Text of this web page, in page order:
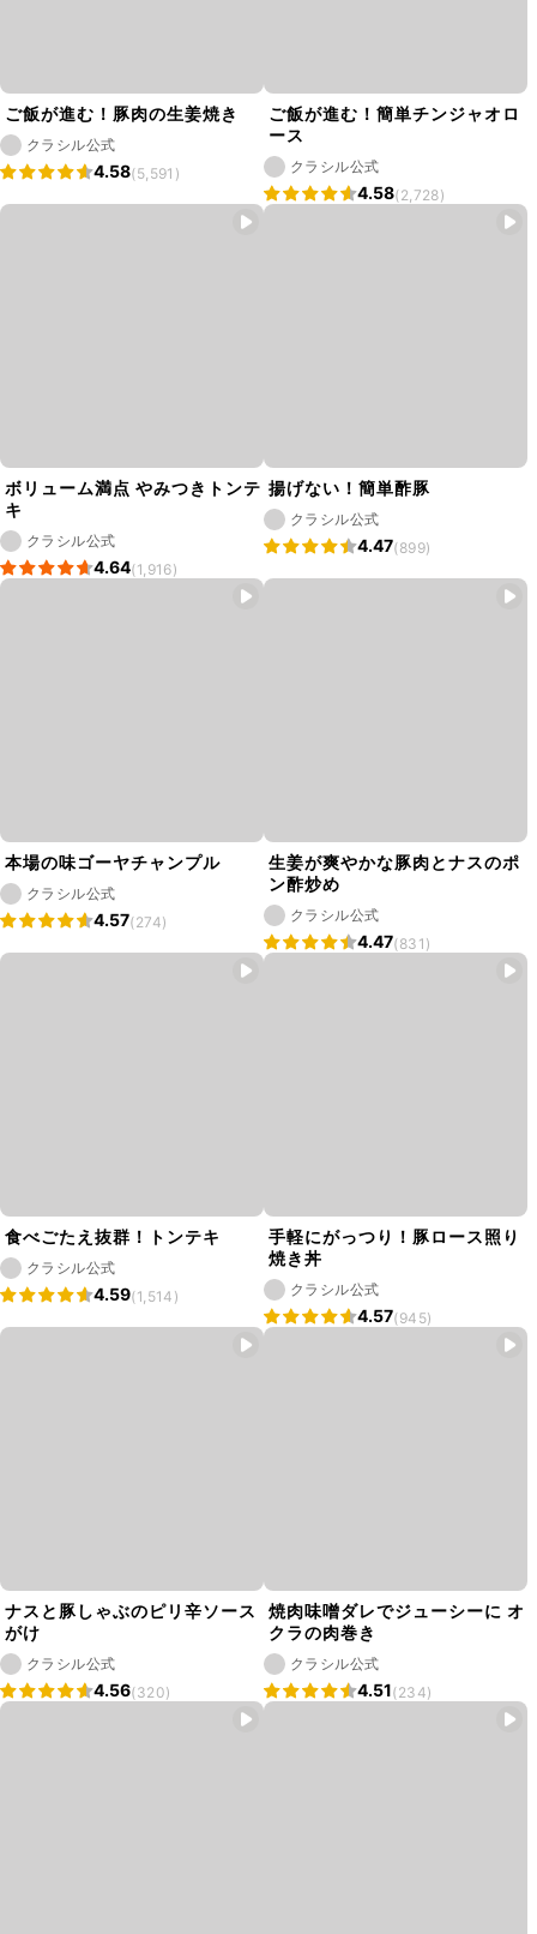
ご飯が進む！豚肉の生姜焼き
クラシル公式
4.58(5,591)
ご飯が進む！簡単チンジャオロ
ース
クラシル公式
4.58(2,728)
ボリューム満点 やみつきトンテ
キ
クラシル公式
4.64(1,916)
揚げない！簡単酢豚
クラシル公式
4.47(899)
本場の味ゴーヤチャンプル
クラシル公式
4.57(274)
生姜が爽やかな豚肉とナスのポ
ン酢炒め
クラシル公式
4.47(831)
食べごたえ抜群！トンテキ
クラシル公式
4.59(1,514)
手軽にがっつり！豚ロース照り
焼き丼
クラシル公式
4.57(945)
ナスと豚しゃぶのピリ辛ソース
がけ
クラシル公式
4.56(320)
焼肉味噌ダレでジューシーに オ
クラの肉巻き
クラシル公式
4.51(234)